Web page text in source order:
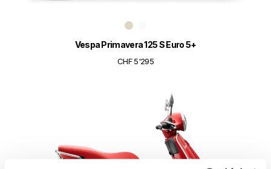
Vespa Primavera 125 S Euro 5+
CHF 5'295